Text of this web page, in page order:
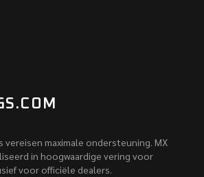
vereisen maximale ondersteuning. MX
in hoogwaardige vering voor
voor officiële dealers.